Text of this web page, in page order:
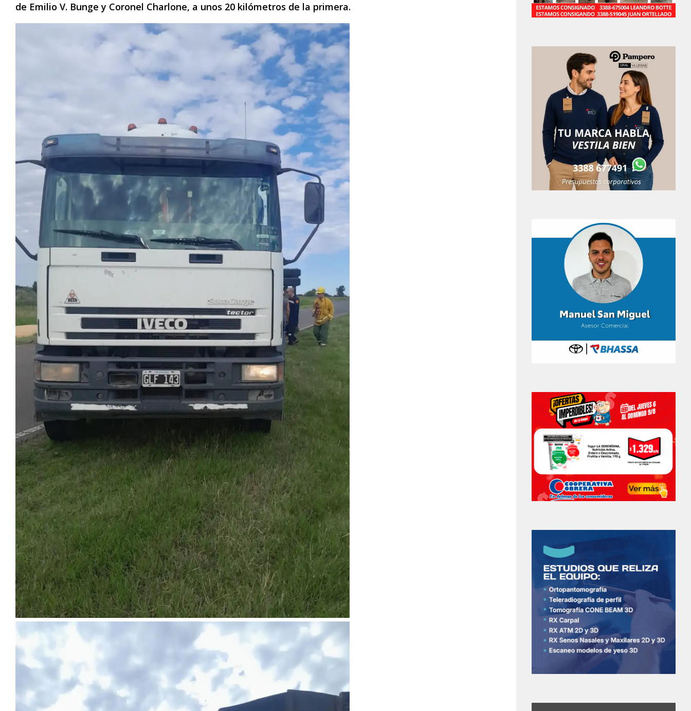
de Emilio V. Bunge y Coronel Charlone, a unos 20 kilómetros de la primera.